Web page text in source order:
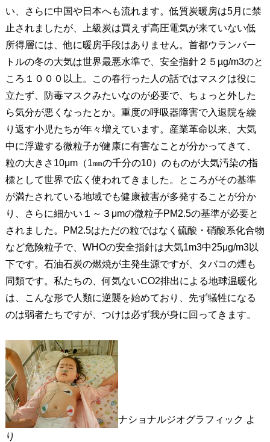
い、さらに中国や日本へも流れます。低質炭暖房は5月に禁
止されましたが、上級炭は買えず高圧電気が来ていない低
所得層には、他に暖房手段はありません。首都ウランバー
トルの冬の大気は世界最悪水準で、安全指針２５µg/m3のと
ころ１０００以上。この春行った人の話ではマスクは役に
立たず、防毒マスクみたいなのが必要で、ちょっと外した
ら気分が悪くなったとか。重度の呼吸器障害で入退院を繰
り返す小児たちが年々増えています。産業革命以来、大気
中に浮遊する微粒子が健康に有害なことが分かってきて、
粒の大きさ10μm（1㎜の千分の10）のものが大気汚染の指
標として世界で広く使われてきました。ところがその基準
が満たされている地域でも健康被害が多発することが分か
り、さらに細かい１～３μmの微粒子PM2.5の基準が必要と
されました。PM2.5はただの粒ではなく硫酸・硝酸系化合物
など危険粒子で、WHOの安全指針は大気1m3中25μg/m3以
下です。石油石炭の燃焼が主発生源ですが、タバコの煙も
同類です。私たちの、何気ないCO2排出による地球温暖化
は、こんな形で人類に逆襲を始めており、先ず犠牲になる
のは弱者たちですが、つけは必ず我が身に回ってきます。
ナショナルジオグラフィック よ
り